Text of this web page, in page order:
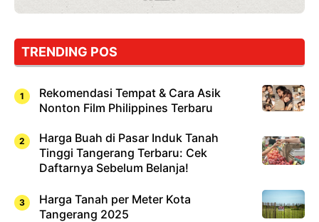
Dicoba,
Cuma
Sushi!
TRENDING POS
Rekomendasi Tempat & Cara Asik
Nonton Film Philippines Terbaru
Harga Buah di Pasar Induk Tanah
Tinggi Tangerang Terbaru: Cek
Daftarnya Sebelum Belanja!
Harga Tanah per Meter Kota
Tangerang 2025